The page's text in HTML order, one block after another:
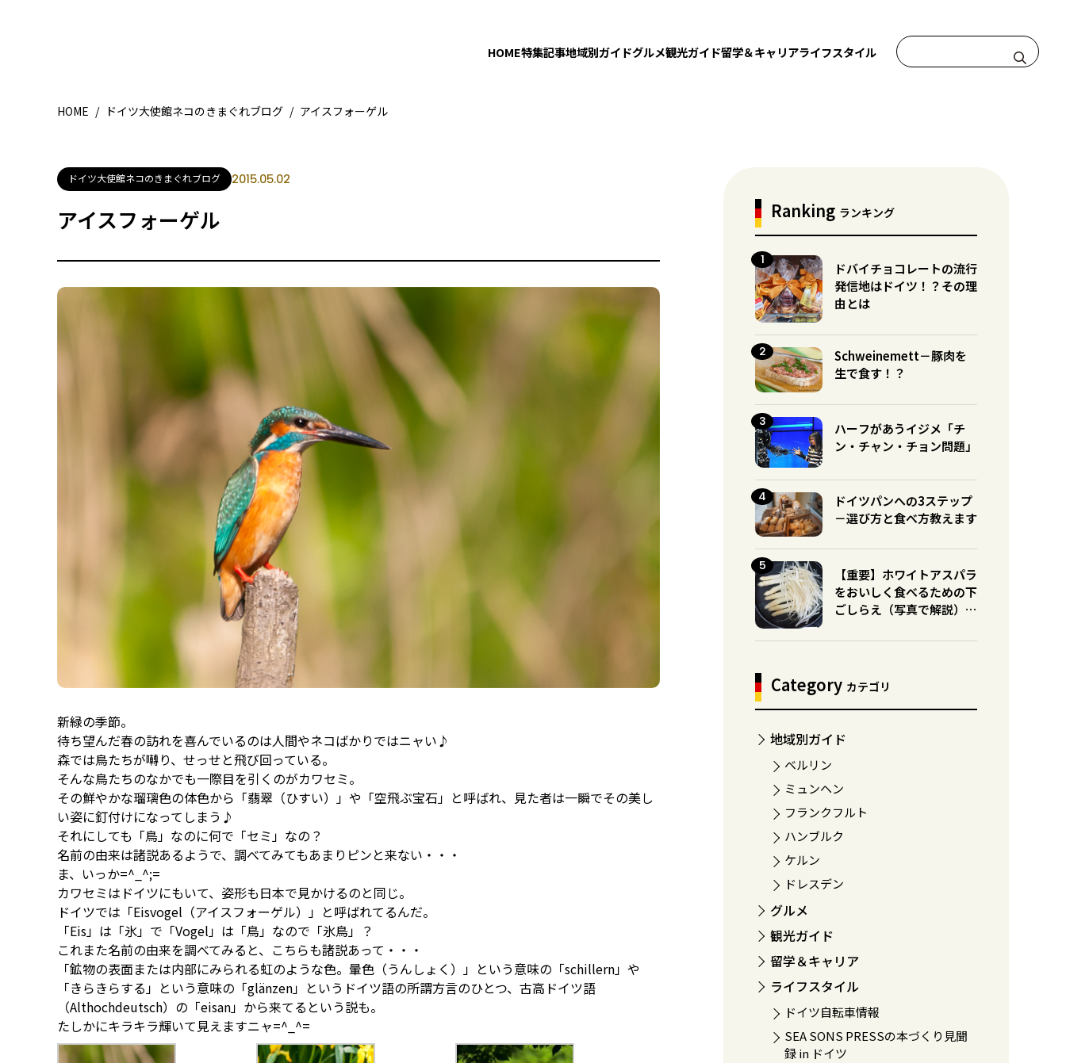
HOME特集記事地域別ガイドグルメ観光ガイド留学＆キャリアライフスタイル
HOME / ドイツ大使館ネコのきまぐれブログ / アイスフォーゲル
ドイツ大使館ネコのきまぐれブログ 2015.05.02
アイスフォーゲル
新緑の季節。
待ち望んだ春の訪れを喜んでいるのは人間やネコばかりではニャい♪
森では鳥たちが囀り、せっせと飛び回っている。
そんな鳥たちのなかでも一際目を引くのがカワセミ。
その鮮やかな瑠璃色の体色から「翡翠（ひすい）」や「空飛ぶ宝石」と呼ばれ、見た者は一瞬でその美し
い姿に釘付けになってしまう♪
それにしても「鳥」なのに何で「セミ」なの？
名前の由来は諸説あるようで、調べてみてもあまりピンと来ない・・・
ま、いっか=^_^;=
カワセミはドイツにもいて、姿形も日本で見かけるのと同じ。
ドイツでは「Eisvogel（アイスフォーゲル）」と呼ばれてるんだ。
「Eis」は「氷」で「Vogel」は「鳥」なので「氷鳥」？
これまた名前の由来を調べてみると、こちらも諸説あって・・・
「鉱物の表面または内部にみられる虹のような色。暈色（うんしょく）」という意味の「schillern」や
「きらきらする」という意味の「glänzen」というドイツ語の所謂方言のひとつ、古高ドイツ語
（Althochdeutsch）の「eisan」から来てるという説も。
たしかにキラキラ輝いて見えますニャ=^_^=
Ranking ランキング
ドバイチョコレートの流行
発信地はドイツ！？その理
由とは
Schweinemett－豚肉を
生で食す！？
ハーフがあうイジメ「チ
ン・チャン・チョン問題」
ドイツパンへの3ステップ
－選び方と食べ方教えます
【重要】ホワイトアスパラ
をおいしく食べるための下
ごしらえ（写真で解説）※
Category カテゴリ
地域別ガイド
ベルリン
ミュンヘン
フランクフルト
ハンブルク
ケルン
ドレスデン
グルメ
観光ガイド
留学＆キャリア
ライフスタイル
ドイツ自転車情報
SEA SONS PRESSの本づくり見聞
録 in ドイツ